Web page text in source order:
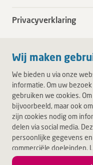
Wij maken
We bieden u via onze
informatie. Om uw
gebruiken we cookies.
bijvoorbeeld, maar ook
zijn cookies nodig om
delen via social media.
persoonlijke gegevens
commerciële doeleinden.
Cookiebeleid. Door op
Privacyverklaring